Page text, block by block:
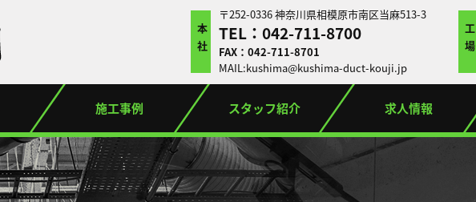
本社
〒252-0336 神奈川県相模原市南区当麻513-3
TEL：042-711-8700
FAX：042-711-8701
MAIL:kushima@kushima-duct-kouji.jp
工場
施工事例 スタッフ紹介 求人情報